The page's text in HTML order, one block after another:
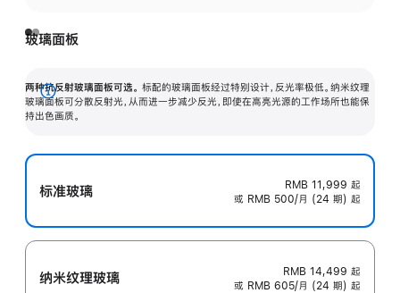
玻璃面板
两种抗反射玻璃面板可选。 标配的玻璃面板经过特别设计，反光率极低。纳米纹理
玻璃面板可分散反射光，从而进一步减少反光，即使在高亮光源的工作场所也能保
持出色画质。
展
开
标准玻璃 RMB 11,999 起
或 RMB 500/月 (24 期) 起
纳米纹理玻璃 RMB 14,499 起
或 RMB 605/月 (24 期) 起